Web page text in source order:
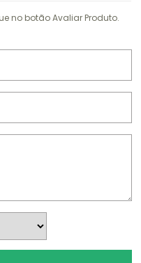
no botão Avaliar Produto.